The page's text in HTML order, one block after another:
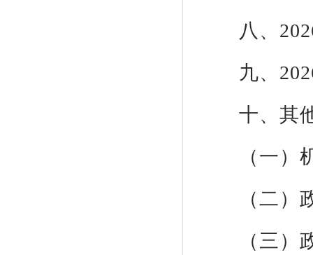
八、
九、
十、其
（一）
（二）
（三）